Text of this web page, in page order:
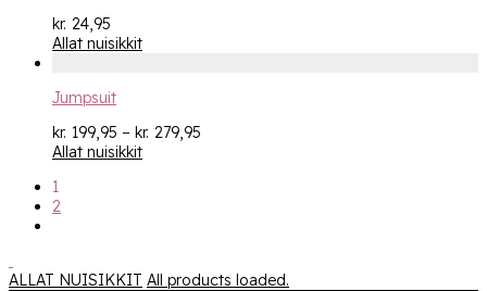
kr. 24,95
Allat nuisikkit
Jumpsuit
kr. 199,95 – kr. 279,95
Allat nuisikkit
1
2
ALLAT NUISIKKIT All products loaded.